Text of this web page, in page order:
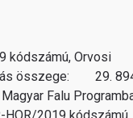
Orvosi
összege: 29.
Falu
HOR/2019 kódszámú